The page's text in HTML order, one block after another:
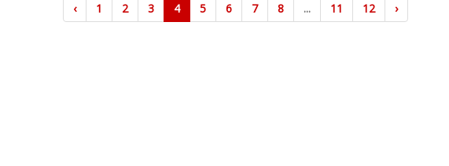
‹ 1 2 3 4 5 6 7 8 ... 11 12 ›